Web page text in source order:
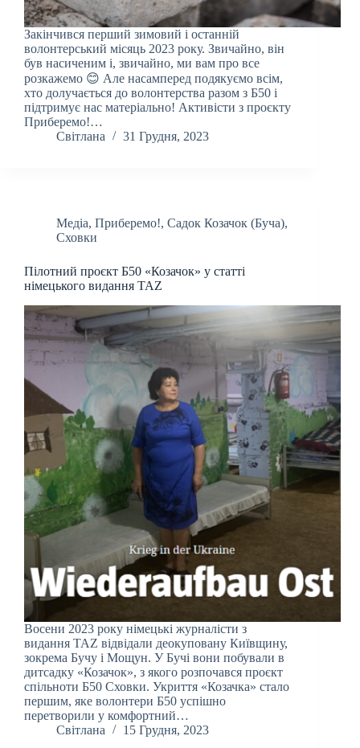
Закінчився перший зимовий і останній
волонтерський місяць 2023 року. Звичайно, він
був насиченим і, звичайно, ми вам про все
розкажемо 😊 Але насамперед подякуємо всім,
хто долучається до волонтерства разом з Б50 і
підтримує нас матеріально! Активісти з проєкту
Приберемо!…
Світлана
31 Грудня, 2023
Медіа, Приберемо!, Садок Козачок (Буча),
Сховки
Пілотний проєкт Б50 «Козачок» у статті
німецького видання TAZ
Восени 2023 року німецькі журналісти з
видання TAZ відвідали деокуповану Київщину,
зокрема Бучу і Мощун. У Бучі вони побували в
дитсадку «Козачок», з якого розпочався проєкт
спільноти Б50 Сховки. Укриття «Козачка» стало
першим, яке волонтери Б50 успішно
перетворили у комфортний…
Світлана
15 Грудня, 2023